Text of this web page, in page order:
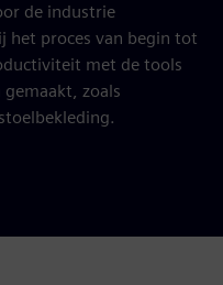
de industrie
het proces van begin tot
met de tools
zoals